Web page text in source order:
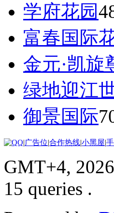
学府花园
富春国际
金元·凯旋
绿地迎江
御景国际
|广告位|合作热线|小黑屋|
GMT+4,
15 queries .